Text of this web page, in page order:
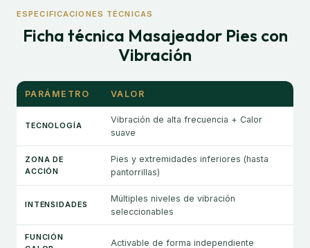
ESPECIFICACIONES TÉCNICAS
Ficha técnica Masajeador Pies con
Vibración
PARÁMETRO VALOR
TECNOLOGÍA
Vibración de alta frecuencia + Calor
suave
ZONA DE
ACCIÓN
Pies y extremidades inferiores (hasta
pantorrillas)
INTENSIDADES
Múltiples niveles de vibración
seleccionables
FUNCIÓN
Activable de forma independiente